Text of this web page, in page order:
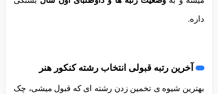
داره.
آخرین رتبه قبولی انتخاب رشته کنکور هنر
بهترین شیوه ی تخمین زدن رشته ای که قبول میشی، چک